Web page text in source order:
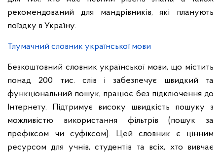
рекомендований для мандрівників, які планують
поїздку в Україну.
Тлумачний словник української мови
Безкоштовний словник української мови, що містить
понад 200 тис. слів і забезпечує швидкий та
функціональний пошук, працює без підключення до
Інтернету. Підтримує високу швидкість пошуку з
можливістю використання фільтрів (пошук за
префіксом чи суфіксом). Цей словник є цінним
ресурсом для учнів, студентів та всіх, хто вивчає